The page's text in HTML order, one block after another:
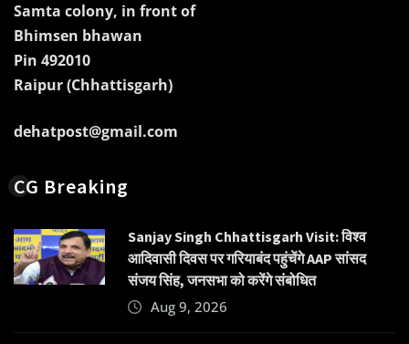
Samta colony, in front of
Bhimsen bhawan
Pin 492010
Raipur (Chhattisgarh)
dehatpost@gmail.com
CG Breaking
Sanjay Singh Chhattisgarh Visit: विश्व
आदिवासी दिवस पर गरियाबंद पहुंचेंगे AAP सांसद
संजय सिंह, जनसभा को करेंगे संबोधित
Aug 9, 2026